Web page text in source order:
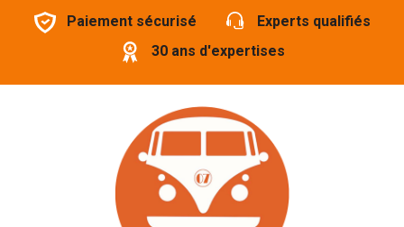
Paiement sécurisé
Experts qualifiés
30 ans d'expertises